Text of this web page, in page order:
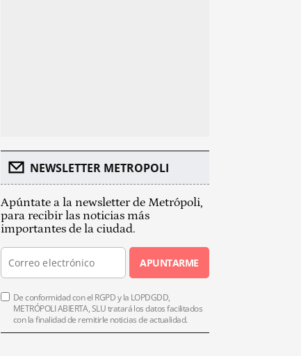
NEWSLETTER METROPOLI
Apúntate a la newsletter de Metrópoli,
para recibir las noticias más
importantes de la ciudad.
APUNTARME
De conformidad con el RGPD y la LOPDGDD,
METRÓPOLI ABIERTA, SLU tratará los datos facilitados
con la finalidad de remitirle noticias de actualidad.